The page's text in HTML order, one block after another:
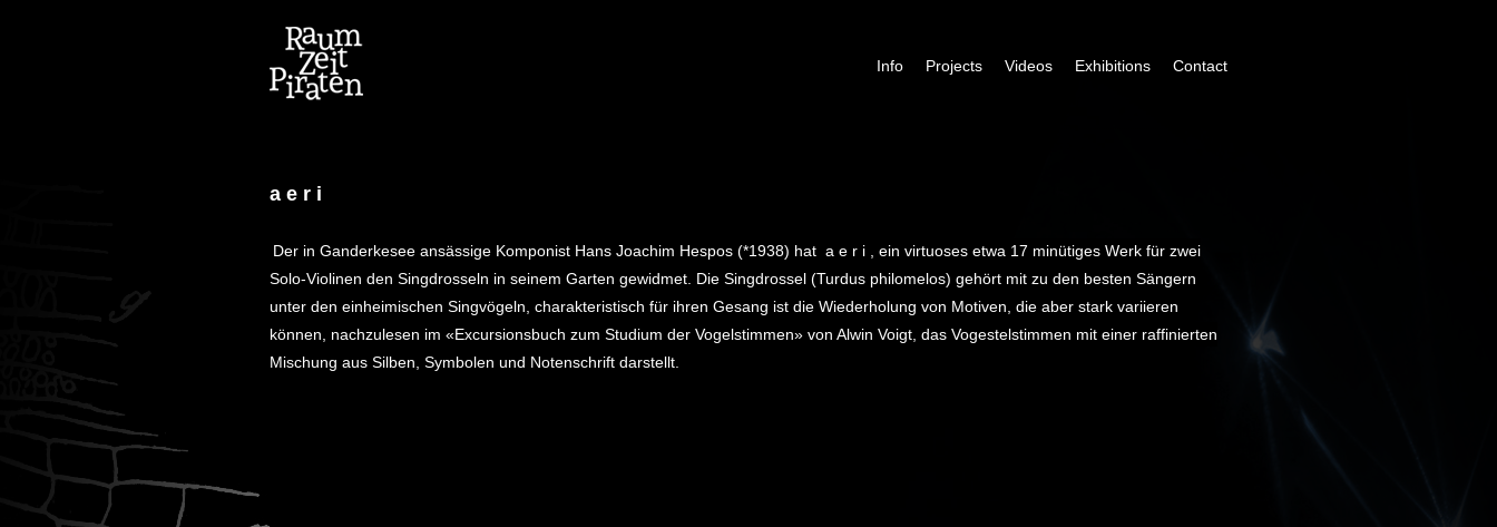
Skip to content
Info Projects Videos Exhibitions Contact
a e r i
Der in Ganderkesee ansässige Komponist Hans Joachim Hespos (*1938) hat a e r i , ein virtuoses etwa 17 minütiges Werk für zwei
Solo-Violinen den Singdrosseln in seinem Garten gewidmet. Die Singdrossel (Turdus philomelos) gehört mit zu den besten Sängern
unter den einheimischen Singvögeln, charakteristisch für ihren Gesang ist die Wiederholung von Motiven, die aber stark variieren
können, nachzulesen im «Excursionsbuch zum Studium der Vogelstimmen» von Alwin Voigt, das Vogestelstimmen mit einer raffinierten
Mischung aus Silben, Symbolen und Notenschrift darstellt.